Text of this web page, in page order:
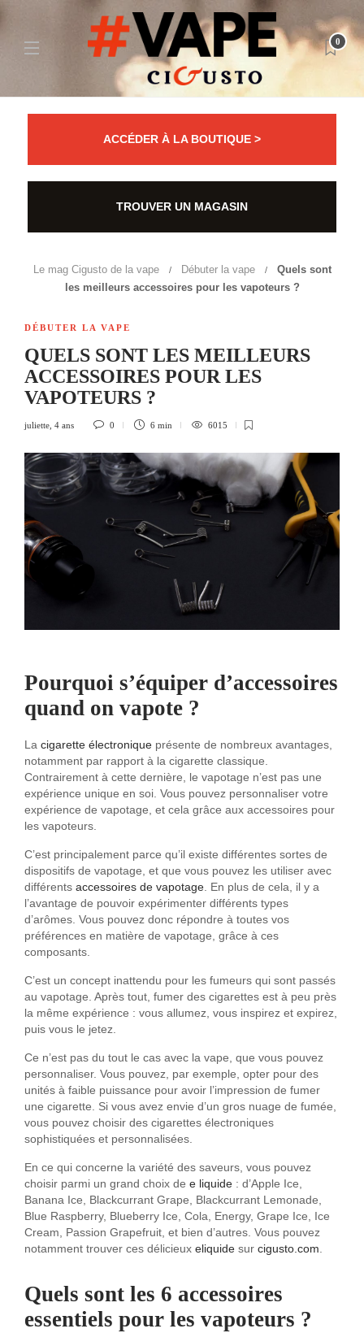
0
ACCÉDER À LA BOUTIQUE >
TROUVER UN MAGASIN
Le mag Cigusto de la vape Débuter la vape
Quels sont
les meilleurs accessoires pour les vapoteurs ?
DÉBUTER LA VAPE
QUELS SONT LES MEILLEURS
ACCESSOIRES POUR LES
VAPOTEURS ?
juliette 4 ans 0 6 min 6015
Pourquoi s’équiper d’accessoires
quand on vapote ?
La cigarette électronique présente de nombreux avantages,
notamment par rapport à la cigarette classique.
Contrairement à cette dernière, le vapotage n’est pas une
expérience unique en soi. Vous pouvez personnaliser votre
expérience de vapotage, et cela grâce aux accessoires pour
les vapoteurs.
C’est principalement parce qu’il existe différentes sortes de
dispositifs de vapotage, et que vous pouvez les utiliser avec
différents accessoires de vapotage. En plus de cela, il y a
l’avantage de pouvoir expérimenter différents types
d’arômes. Vous pouvez donc répondre à toutes vos
préférences en matière de vapotage, grâce à ces
composants.
C’est un concept inattendu pour les fumeurs qui sont passés
au vapotage. Après tout, fumer des cigarettes est à peu près
la même expérience : vous allumez, vous inspirez et expirez,
puis vous le jetez.
Ce n’est pas du tout le cas avec la vape, que vous pouvez
personnaliser. Vous pouvez, par exemple, opter pour des
unités à faible puissance pour avoir l’impression de fumer
une cigarette. Si vous avez envie d’un gros nuage de fumée,
vous pouvez choisir des cigarettes électroniques
sophistiquées et personnalisées.
En ce qui concerne la variété des saveurs, vous pouvez
choisir parmi un grand choix de e liquide : d’Apple Ice,
Banana Ice, Blackcurrant Grape, Blackcurrant Lemonade,
Blue Raspberry, Blueberry Ice, Cola, Energy, Grape Ice, Ice
Cream, Passion Grapefruit, et bien d’autres. Vous pouvez
notamment trouver ces délicieux eliquide sur cigusto.com.
Quels sont les 6 accessoires
essentiels pour les vapoteurs ?